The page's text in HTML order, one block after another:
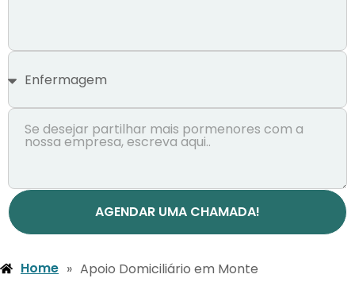
AGENDAR UMA CHAMADA!
Home » Apoio Domiciliário em Monte